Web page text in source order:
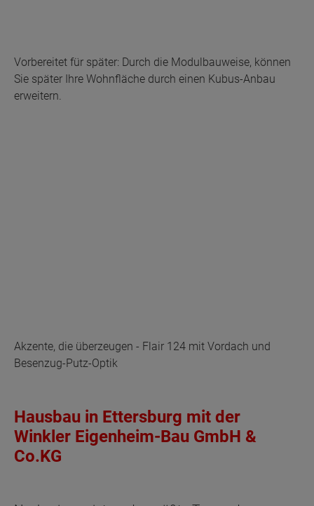
Vorbereitet für später: Durch die Modulbauweise, können
Sie später Ihre Wohnfläche durch einen Kubus-Anbau
erweitern.
Akzente, die überzeugen - Flair 124 mit Vordach und
Besenzug-Putz-Optik
Hausbau in Ettersburg mit der
Winkler Eigenheim-Bau GmbH &
Co.KG